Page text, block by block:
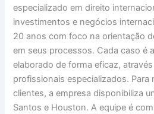
especializado em direito
investimentos e negócios
20 anos com foco na orientação
em seus processos. Cada caso é
elaborado de forma eficaz,
profissionais especializados. Para
clientes, a empresa disponibiliza
Santos e Houston. A equipe é